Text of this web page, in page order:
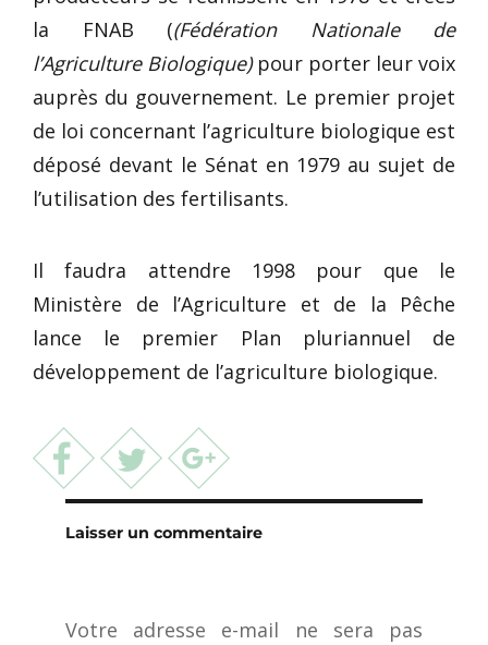
la FNAB ((Fédération Nationale de
l’Agriculture Biologique)pour porter leur voix
auprès du gouvernement. Le premier projet
de loi concernant l’agriculture biologique est
déposé devant le Sénat en 1979 au sujet de
l’utilisation des fertilisants.
Il faudra attendre 1998 pour que le
Ministère de l’Agriculture et de la Pêche
lance le premier Plan pluriannuel de
développement de l’agriculture biologique.
Laisser un commentaire
Votre adresse e-mail ne sera pas